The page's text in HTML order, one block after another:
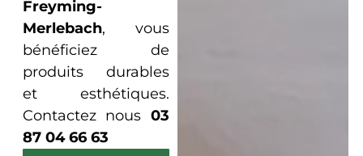
Freyming-
Merlebach, vous
bénéficiez de
produits durables
et esthétiques.
Contactez nous 03
87 04 66 63